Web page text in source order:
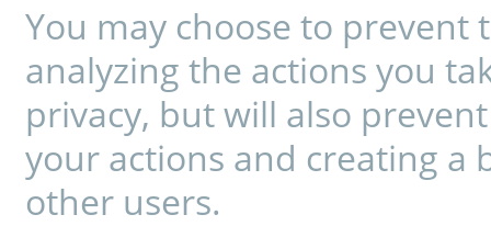
You may choose to
analyzing the actions you
privacy, but will also
your actions and creating a
other users.